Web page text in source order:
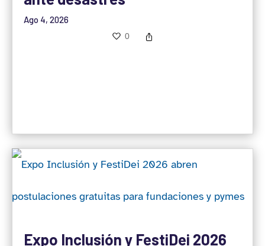
Ago 4, 2026
0
Expo Inclusión y FestiDei 2026